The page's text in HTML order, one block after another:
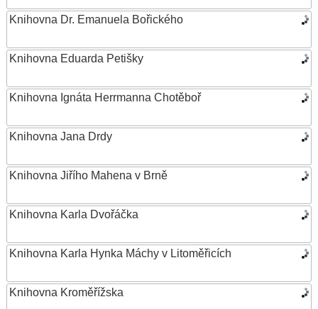
Knihovna Dr. Emanuela Bořického
Knihovna Eduarda Petišky
Knihovna Ignáta Herrmanna Chotěboř
Knihovna Jana Drdy
Knihovna Jiřího Mahena v Brně
Knihovna Karla Dvořáčka
Knihovna Karla Hynka Máchy v Litoměřicích
Knihovna Kroměřížska